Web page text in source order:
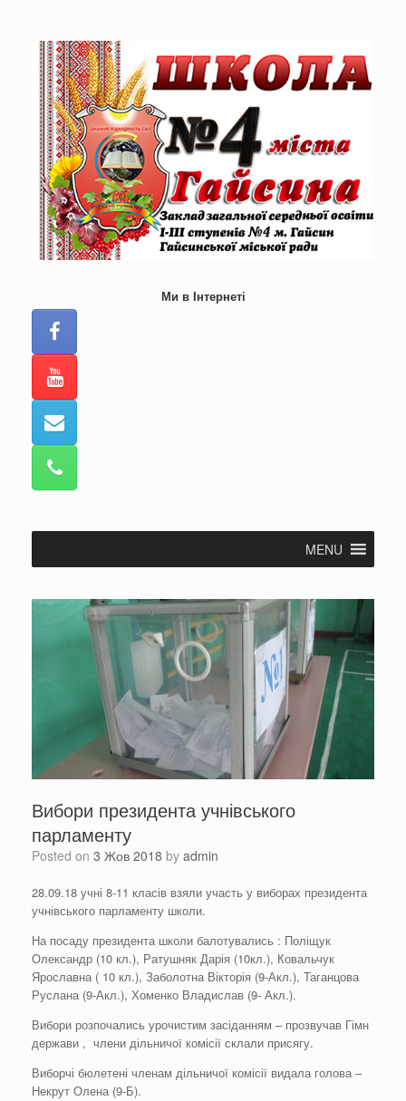
Ми в Інтернеті
MENU
Вибори президента учнівського
парламенту
Posted on 3 Жов 2018 by admin
28.09.18 учні 8-11 класів взяли участь у виборах президента
учнівського парламенту школи.
На посаду президента школи балотувались : Поліщук
Олександр (10 кл.), Ратушняк Дарія (10кл.), Ковальчук
Ярославна ( 10 кл.), Заболотна Вікторія (9-Акл.), Таганцова
Руслана (9-Акл.), Хоменко Владислав (9- Акл.).
Вибори розпочались урочистим засіданням – прозвучав Гімн
держави , члени дільничої комісії склали присягу.
Виборчі бюлетені членам дільничої комісії видала голова –
Некрут Олена (9-Б).